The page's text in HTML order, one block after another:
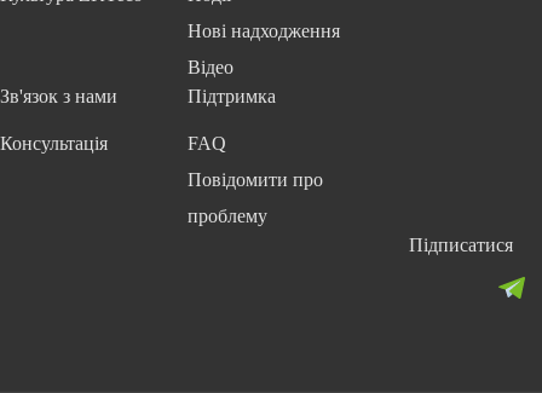
Нові надходження
Відео
Зв'язок з нами
Консультація
Підтримка
FAQ
Повідомити про
проблему
Підписатися